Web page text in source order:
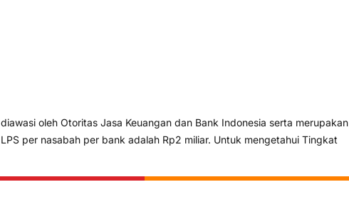
oleh Otoritas Jasa Keuangan dan Bank Indonesia serta merupakan
per nasabah per bank adalah Rp2 miliar. Untuk mengetahui Tingkat